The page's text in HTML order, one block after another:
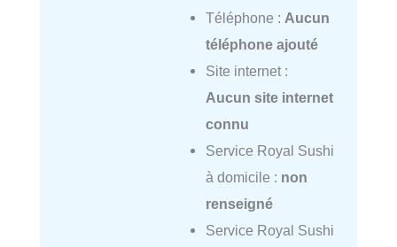
Téléphone : Aucun
téléphone ajouté
Site internet :
Aucun site internet
connu
Service Royal Sushi
à domicile : non
renseigné
Service Royal Sushi